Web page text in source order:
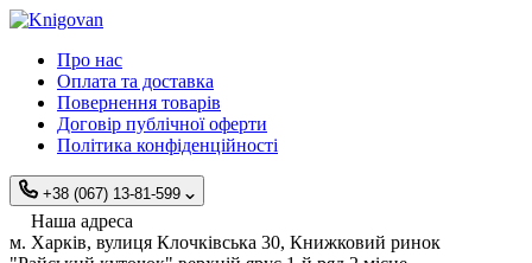
Про нас
Оплата та доставка
Повернення товарів
Договір публічної оферти
Політика конфіденційності
+38 (067) 13-81-599
Наша адреса
м. Харків, вулиця Клочківська 30, Книжковий ринок